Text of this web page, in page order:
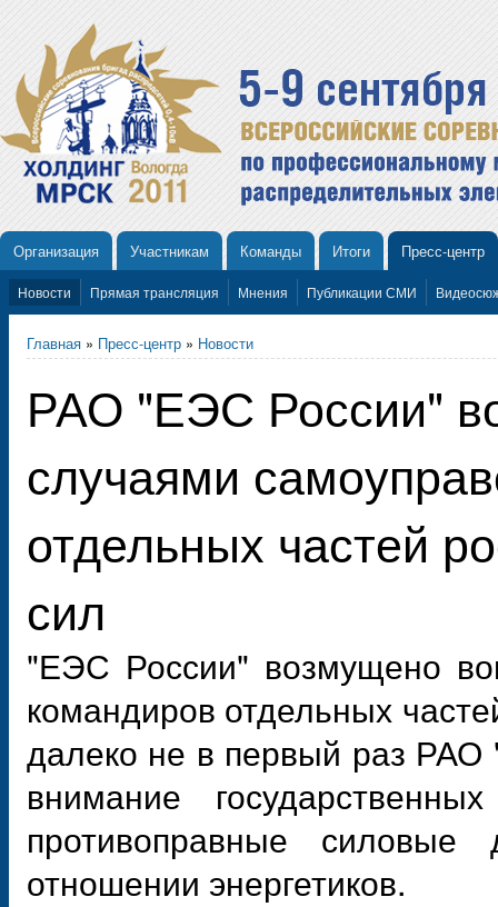
Организация Участникам Команды Итоги Пресс-центр
Новости Прямая трансляция Мнения Публикации СМИ
Главная » Пресс-центр » Новости
РАО "ЕЭС России"
случаями
отдельных частей
сил
"ЕЭС России" возмущено
командиров отдельных
далеко не в первый раз
внимание
противоправные силовые
отношении энергетиков.